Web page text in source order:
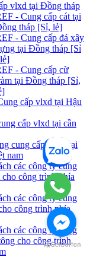
vlxd tại Đồng tháp
- Cung cấp cát tại
tháp [Sỉ, lẻ]
- Cung cấp đá xây
tại Đồng tháp [Sỉ
- Cung cấp cừ
tại Đồng tháp [Sỉ,
cấp vlxd tại Hậu
cấp vlxd tại cần
cung cấp Vlxd tại
nam
các công ty cung
cho công trình phía
các công ty cung
công trình phía
các công ty cung
cho công trình